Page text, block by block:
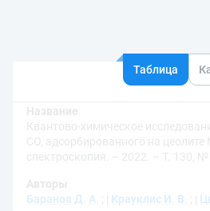
Таблица
Название
Квантово-химическое
СО, адсорбированного на цеолите
спектроскопия. – 2022. – Т. 130, №
Авторы
Баранов Д. А.
Крауклис И. В.